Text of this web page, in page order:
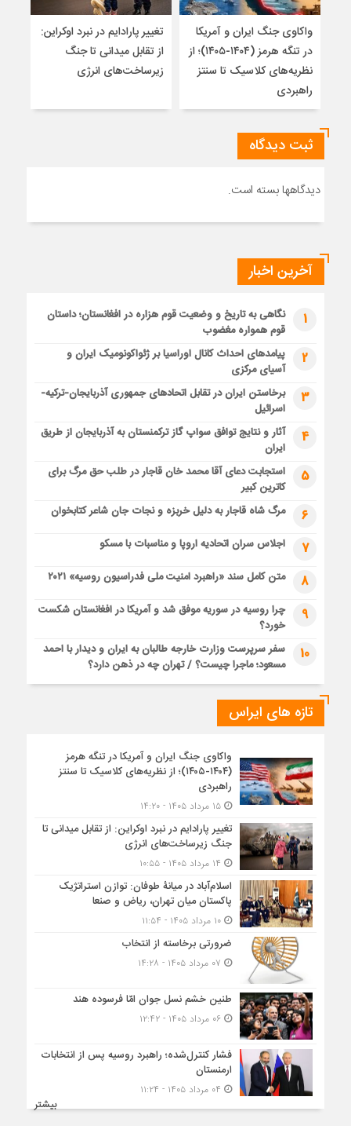
واکاوی جنگ ایران و آمریکا
در تنگه هرمز (۱۴۰۴-۱۴۰۵)؛ از
نظریه‌های کلاسیک تا سنتز
راهبردی
تغییر پارادایم در نبرد اوکراین:
از تقابل میدانی تا جنگ
زیرساخت‌های انرژی
ثبت دیدگاه
دیدگاهها بسته است.
آخرین اخبار
1
نگاهی به تاریخ و وضعیت قوم هزاره در افغانستان؛ داستان
قوم همواره مغضوب
2
پیامدهای احداث کانال اوراسیا بر ژئواکونومیک ایران و
آسیای مرکزی
3
برخاستن ایران در تقابل اتحادهای جمهوری آذربایجان-ترکیه-
اسرائیل
4
آثار و نتایج توافق سواپ گاز ترکمنستان به آذربایجان از طریق
ایران
5
استجابت دعای آقا محمد خان قاجار در طلب حق مرگ برای
کاترین کبیر
6 مرگ شاه قاجار به دلیل خربزه و نجات جان شاعر کتابخوان
7 اجلاس سران اتحادیه اروپا و مناسبات با مسکو
8 متن کامل سند «راهبرد امنیت ملی فدراسیون روسیه» ۲۰۲۱
9
چرا روسیه در سوریه موفق شد و آمریکا در افغانستان شکست
خورد؟
10
سفر سرپرست وزارت خارجه طالبان به ایران و دیدار با احمد
مسعود؛ ماجرا چیست؟ / تهران چه در ذهن دارد؟
تازه های ایراس
واکاوی جنگ ایران و آمریکا در تنگه هرمز
(۱۴۰۴-۱۴۰۵)؛ از نظریه‌های کلاسیک تا سنتز
راهبردی
۱۵ مرداد ۱۴۰۵ - ۱۴:۲۰
تغییر پارادایم در نبرد اوکراین: از تقابل میدانی تا
جنگ زیرساخت‌های انرژی
اسلام‌آباد در میانۀ طوفان: توازن استراتژیک
پاکستان میان تهران، ریاض و صنعا
۱۰ مرداد ۱۴۰۵ - ۱۱:۵۴
ضرورتی برخاسته از انتخاب
طنین خشم نسل جوان امّا فرسوده هند
۰۶ مرداد ۱۴۰۵ - ۱۲:۴۲
فشار کنترل‌شده؛ راهبرد روسیه پس از انتخابات
ارمنستان
بیشتر